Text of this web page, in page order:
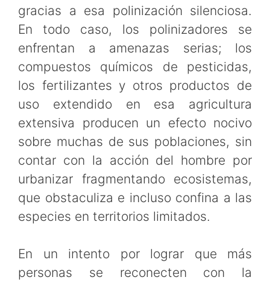
gracias a esa polinización silenciosa.
En todo caso, los polinizadores se
enfrentan a amenazas serias; los
compuestos químicos de pesticidas,
los fertilizantes y otros productos de
uso extendido en esa agricultura
extensiva producen un efecto nocivo
sobre muchas de sus poblaciones, sin
contar con la acción del hombre por
urbanizar fragmentando ecosistemas,
que obstaculiza e incluso confina a las
especies en territorios limitados.
En un intento por lograr que más
personas se reconecten con la